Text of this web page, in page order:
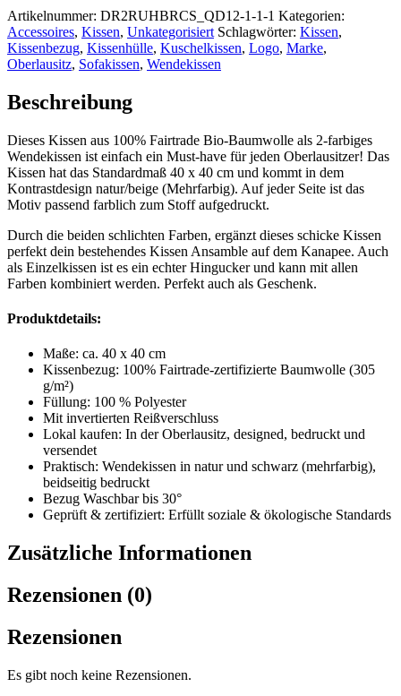
Kissen
2-
farbig
40
40
cm
bedruckt)
Menge
Artikelnummer: DR2RUHBRCS_QD12-1-1-1 Kategorien:
Accessoires, Kissen, Unkategorisiert Schlagwörter: Kissen,
Kissenbezug, Kissenhülle, Kuschelkissen, Logo, Marke,
Oberlausitz, Sofakissen, Wendekissen
Beschreibung
Dieses Kissen aus 100% Fairtrade Bio-Baumwolle als 2-farbiges
Wendekissen ist einfach ein Must-have für jeden Oberlausitzer! Das
Kissen hat das Standardmaß 40 x 40 cm und kommt in dem
Kontrastdesign natur/beige (Mehrfarbig). Auf jeder Seite ist das
Motiv passend farblich zum Stoff aufgedruckt.
Durch die beiden schlichten Farben, ergänzt dieses schicke Kissen
perfekt dein bestehendes Kissen Ansamble auf dem Kanapee. Auch
als Einzelkissen ist es ein echter Hingucker und kann mit allen
Farben kombiniert werden. Perfekt auch als Geschenk.
Produktdetails:
Maße: ca. 40 x 40 cm
Kissenbezug: 100% Fairtrade-zertifizierte Baumwolle (305
g/m²)
Füllung: 100 % Polyester
Mit invertierten Reißverschluss
Lokal kaufen: In der Oberlausitz, designed, bedruckt und
versendet
Praktisch: Wendekissen in natur und schwarz (mehrfarbig),
beidseitig bedruckt
Bezug Waschbar bis 30°
Geprüft & zertifiziert: Erfüllt soziale & ökologische Standards
Zusätzliche Informationen
Rezensionen (0)
Rezensionen
Es gibt noch keine Rezensionen.